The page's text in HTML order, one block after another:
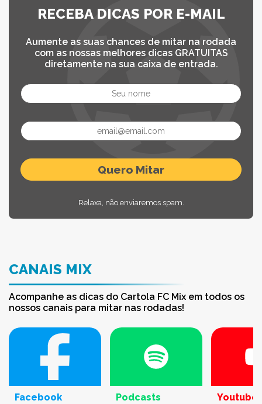
RECEBA DICAS POR E-MAIL
Aumente as suas chances de mitar na rodada
com as nossas melhores dicas GRATUITAS
diretamente na sua caixa de entrada.
Relaxa, não enviaremos spam.
CANAIS MIX
Acompanhe as dicas do Cartola FC Mix em todos os
nossos canais para mitar nas rodadas!
Facebook Podcasts Youtube